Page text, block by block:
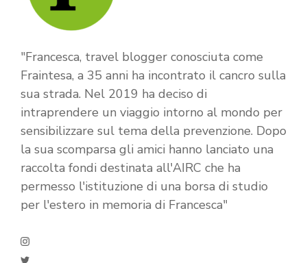
"Francesca, travel blogger conosciuta come
Fraintesa, a 35 anni ha incontrato il cancro sulla
sua strada. Nel 2019 ha deciso di
intraprendere un viaggio intorno al mondo per
sensibilizzare sul tema della prevenzione. Dopo
la sua scomparsa gli amici hanno lanciato una
raccolta fondi destinata all'AIRC che ha
permesso l'istituzione di una borsa di studio
per l'estero in memoria di Francesca"